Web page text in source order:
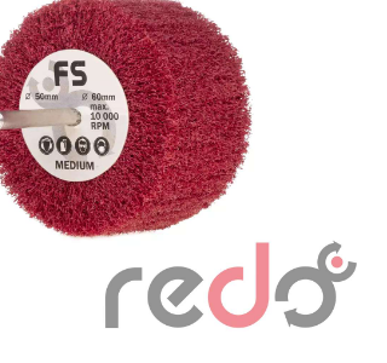
3M™ | Dział klejów
3M™ | Dział taśm